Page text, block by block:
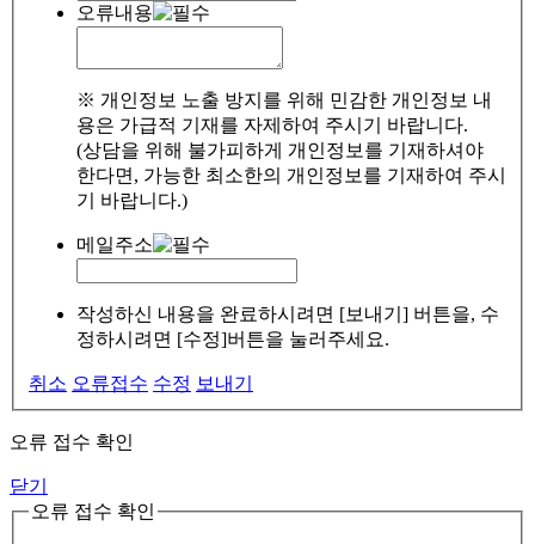
오류내용
※ 개인정보 노출 방지를 위해 민감한 개인정보 내
용은 가급적 기재를 자제하여 주시기 바랍니다.
(상담을 위해 불가피하게 개인정보를 기재하셔야
한다면, 가능한 최소한의 개인정보를 기재하여 주시
기 바랍니다.)
메일주소
작성하신 내용을 완료하시려면 [보내기] 버튼을, 수
정하시려면 [수정]버튼을 눌러주세요.
취소 오류접수 수정 보내기
오류 접수 확인
닫기
오류 접수 확인